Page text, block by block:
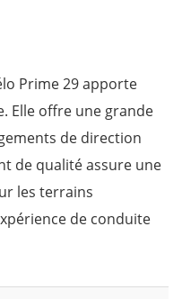
Prime 29 apporte
Elle offre une grande
de direction
de qualité assure une
les terrains
de conduite